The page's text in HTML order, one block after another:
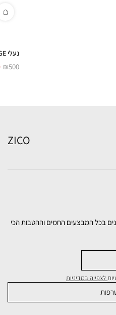
נעלי PUMA PALERMO MODA VINTAGE
₪500
ZICO
בכל המבצעים החמים וההטבות הכי
לצפייה במדיניות